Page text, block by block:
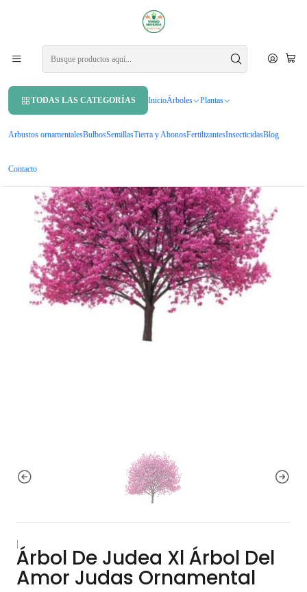
TODAS LAS CATEGORÍAS InicioÁrboles Plantas
Arbustos ornamentalesBulbosSemillasTierra y AbonosFertilizantesInsecticidasBlog
Contacto
APROVECHA UN 10% DE DCTO. EN TU PRIMERA COMPRA USANDO
Inicio Árboles
Árbol De Judea Xl Árbol Del Amor Judas Ornamental
Árbol De Judea Xl Árbol Del
Amor Judas Ornamental